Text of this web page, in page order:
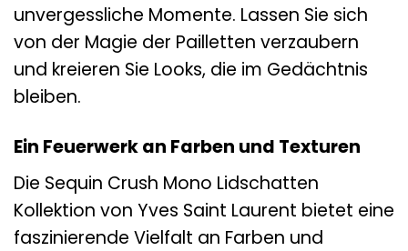
unvergessliche Momente. Lassen Sie sich
von der Magie der Pailletten verzaubern
und kreieren Sie Looks, die im Gedächtnis
bleiben.
Ein Feuerwerk an Farben und Texturen
Die Sequin Crush Mono Lidschatten
Kollektion von Yves Saint Laurent bietet eine
faszinierende Vielfalt an Farben und